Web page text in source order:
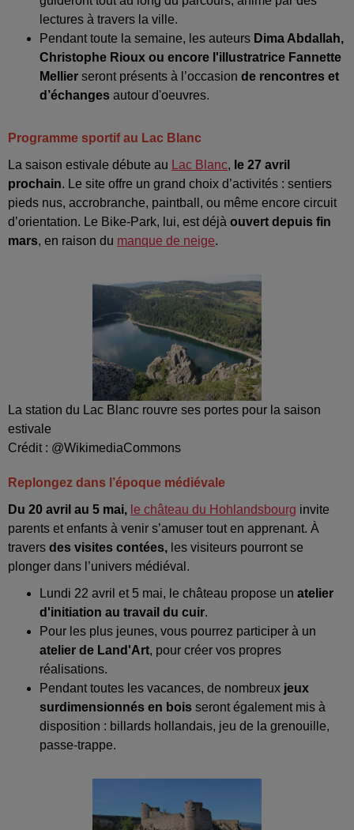
lectures à travers la ville.
Pendant toute la semaine, les auteurs Dima Abdallah,
Christophe Rioux ou encore l'illustratrice Fannette
Mellier seront présents à l’occasion de rencontres et
d’échanges autour d'oeuvres.
Programme sportif au Lac Blanc
La saison estivale débute au Lac Blanc, le 27 avril
prochain. Le site offre un grand choix d’activités : sentiers
pieds nus, accrobranche, paintball, ou même encore circuit
d’orientation. Le Bike-Park, lui, est déjà ouvert depuis fin
mars, en raison du manque de neige.
La station du Lac Blanc rouvre ses portes pour la saison
estivale
Crédit : @WikimediaCommons
Replongez dans l’époque médiévale
Du 20 avril au 5 mai, le château du Hohlandsbourg invite
parents et enfants à venir s’amuser tout en apprenant. À
travers des visites contées, les visiteurs pourront se
plonger dans l’univers médiéval.
Lundi 22 avril et 5 mai, le château propose un atelier
d'initiation au travail du cuir.
Pour les plus jeunes, vous pourrez participer à un
atelier de Land'Art, pour créer vos propres
réalisations.
Pendant toutes les vacances, de nombreux jeux
surdimensionnés en bois seront également mis à
disposition : billards hollandais, jeu de la grenouille,
passe-trappe.